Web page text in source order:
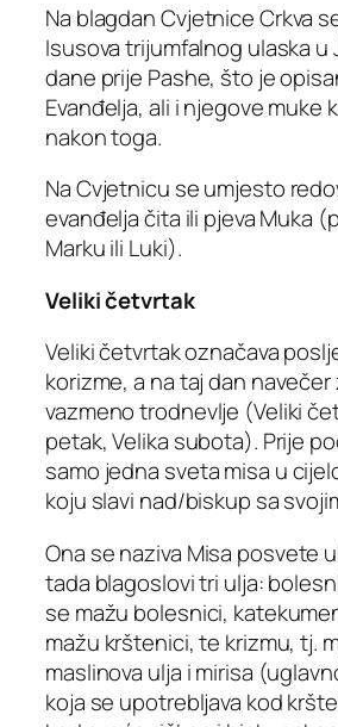
Na blagdan Cvjetnice Crkva
Isusova trijumfalnog ulaska u
dane prije Pashe, što je
Evanđelja, ali i njegove muke
nakon toga.
Na Cvjetnicu se umjesto
evanđelja čita ili pjeva Muka
Marku ili Luki).
Veliki četvrtak
Veliki četvrtak označava
korizme, a na taj dan
vazmeno trodnevlje (Veliki
petak, Velika subota). Prije
samo jedna sveta misa u
koju slavi nad/biskup sa
Ona se naziva Misa posvete
tada blagoslovi tri ulja:
se mažu bolesnici,
mažu krštenici, te krizmu, tj.
maslinova ulja i mirisa
koja se upotrebljava kod